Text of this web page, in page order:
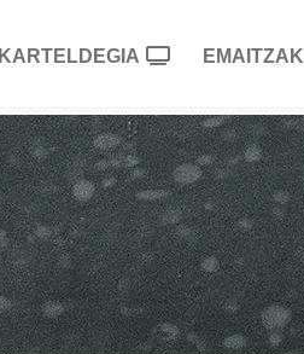
KARTELDEGIA EMAITZAK